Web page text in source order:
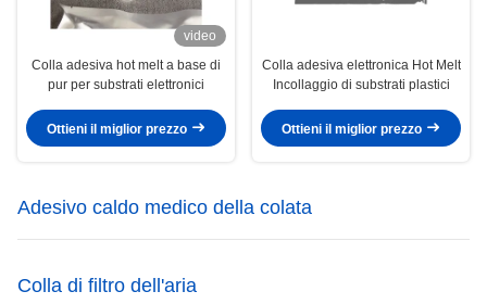
video
Colla adesiva hot melt a base di
pur per substrati elettronici
Ottieni il miglior prezzo
Colla adesiva elettronica Hot Melt
Incollaggio di substrati plastici
Ottieni il miglior prezzo
Adesivo caldo medico della colata
Colla di filtro dell'aria